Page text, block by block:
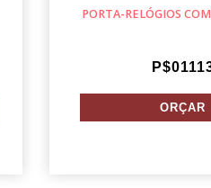
PORTA-RELÓGIOS